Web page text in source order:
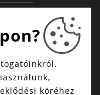
köréhez